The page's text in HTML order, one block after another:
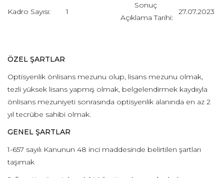
Kadro Sayısı: 1
Sonuç
Açıklama Tarihi:
27.07.2023
ÖZEL ŞARTLAR
Optisyenlik önlisans mezunu olup, lisans mezunu olmak,
tezli yüksek lisans yapmış olmak, belgelendirmek kaydııyla
önlisans mezuniyeti sonrasında optisyenlik alanında en az 2
yıl tecrübe sahibi olmak.
GENEL ŞARTLAR
1-657 sayılı Kanunun 48 inci maddesinde belirtilen şartları
taşımak